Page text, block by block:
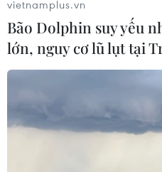
Tặng huy hiệu “tuổi
thanh niên giúp dân
vietnamplus.vn
Bão Dolphin suy yếu
lớn, nguy cơ lũ lụt tại